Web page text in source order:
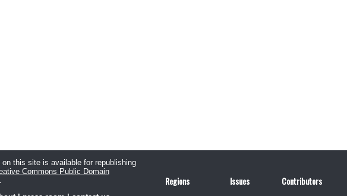
this site is available for republishing
Commons Public Domain
.
Regions Issues Contributors